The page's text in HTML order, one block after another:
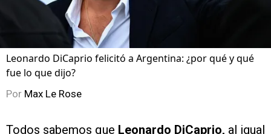
Leonardo DiCaprio felicitó a Argentina: ¿por qué y qué
fue lo que dijo?
Por Max Le Rose
Todos sabemos que Leonardo DiCaprio, al igual